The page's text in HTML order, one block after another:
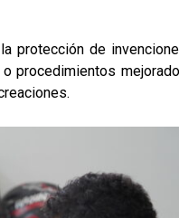
protección de
procedimientos